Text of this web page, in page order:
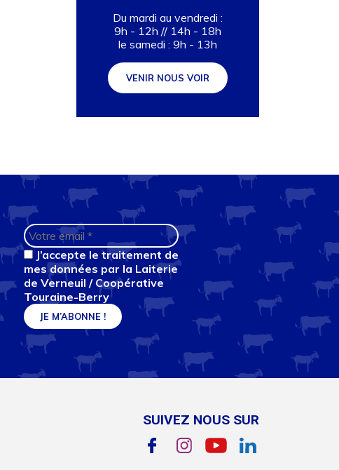
Du mardi au vendredi :
9h - 12h // 14h - 18h
le samedi : 9h - 13h
VENIR NOUS VOIR
J’accepte le traitement de
mes données par la Laiterie
de Verneuil / Coopérative
Touraine-Berry
SUIVEZ NOUS SUR